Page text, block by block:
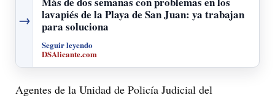
→
lavapiés de la Playa de San Juan: ya trabajan
para soluciona
Seguir leyendo
DSAlicante.com
Agentes de la Unidad de Policía Judicial del